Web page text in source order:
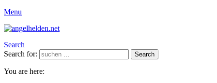
Menu
Search
Search for:
Search
You are here: